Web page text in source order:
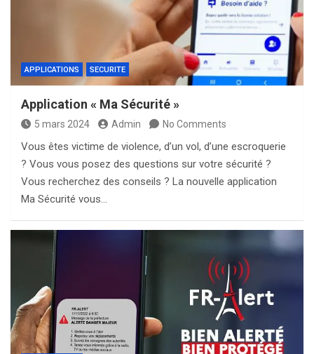
APPLICATIONS SECURITE
Application « Ma Sécurité »
5 mars 2024 Admin No Comments
Vous êtes victime de violence, d’un vol, d’une escroquerie
? Vous vous posez des questions sur votre sécurité ?
Vous recherchez des conseils ? La nouvelle application
Ma Sécurité vous…